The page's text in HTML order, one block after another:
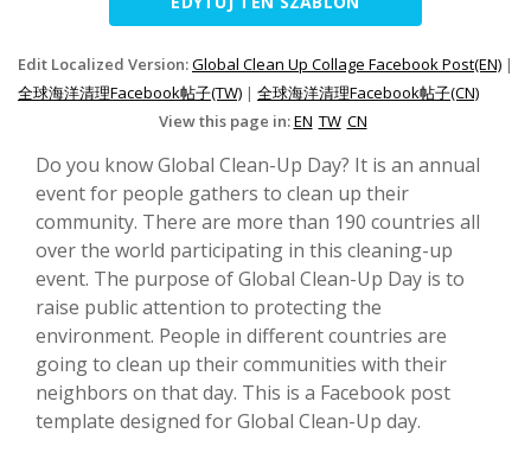
Edit Localized Version:Global Clean Up Collage Facebook Post(EN) |
全球海洋清理Facebook帖子(TW) | 全球海洋清理Facebook帖子(CN)
View this page in:EN TW CN
Do you know Global Clean-Up Day? It is an annual
event for people gathers to clean up their
community. There are more than 190 countries all
over the world participating in this cleaning-up
event. The purpose of Global Clean-Up Day is to
raise public attention to protecting the
environment. People in different countries are
going to clean up their communities with their
neighbors on that day. This is a Facebook post
template designed for Global Clean-Up day.